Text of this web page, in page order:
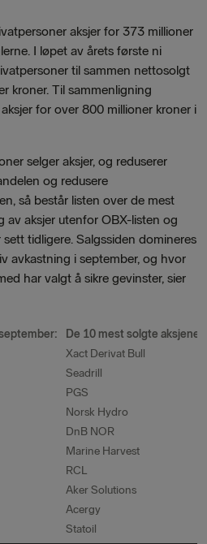
aksjer for 373 millioner
I løpet av årets første ni
til sammen nettosolgt
kroner. Til sammenligning
for over 800 millioner kroner i
selger aksjer, og reduserer
og redusere
så består listen over de mest
av aksjer utenfor OBX-listen og
tidligere. Salgssiden domineres
avkastning i september, og hvor
har valgt å sikre gevinster, sier
De 10 mest solgte aksjene
Xact Derivat Bull
Seadrill
PGS
Norsk Hydro
DnB NOR
Marine Harvest
RCL
Aker Solutions
Acergy
Statoil